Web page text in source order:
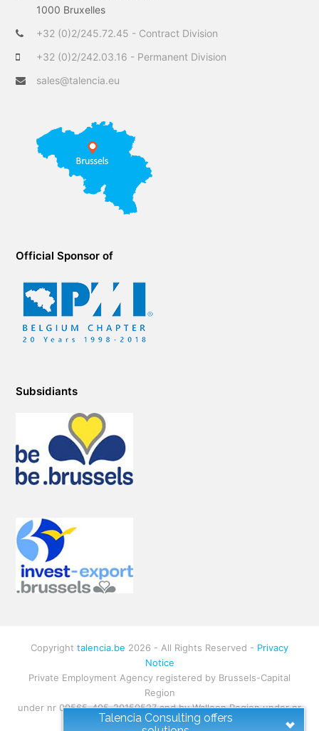
e
o
o
d
I
1000 Bruxelles
+32 (0)2/245.72.45 - Contract Division
+32 (0)2/242.03.16 - Permanent Division
sales@talencia.eu
Official Sponsor of
Subsidiants
Copyright talencia.be 2026 - All Rights Reserved - Privacy
Notice
Private Employment Agency registered by Brussels-Capital
Region
under nr 00565-405-20150527 and by Walloon Region under nr
W.RS.1130
Talencia Consulting offers